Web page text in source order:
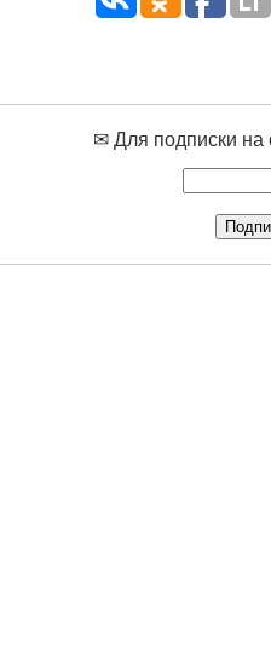
✉ Для подписки на